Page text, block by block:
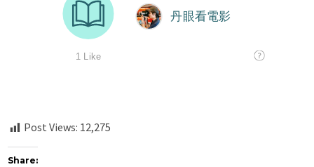
Post Views: 12,275
Share: